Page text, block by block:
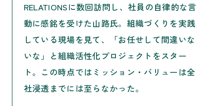
RELATIONSに数回訪問し、社員の自律的な言
動に感銘を受けた山路氏。組織づくりを実践
している現場を見て、「お任せして間違いな
いな」と組織活性化プロジェクトをスター
ト。この時点ではミッション・バリューは全
社浸透までには至らなかった。